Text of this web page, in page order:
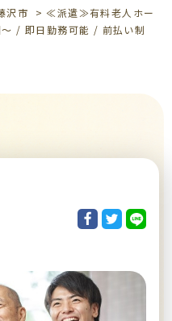
沢市 > ≪派遣≫有料老人ホー
/ 即日勤務可能 / 前払い制